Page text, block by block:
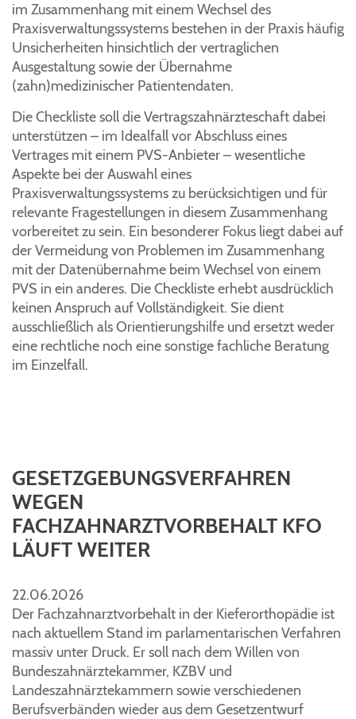
im Zusammenhang mit einem Wechsel des
Praxisverwaltungssystems bestehen in der Praxis häufig
Unsicherheiten hinsichtlich der vertraglichen
Ausgestaltung sowie der Übernahme
(zahn)medizinischer Patientendaten.
Die Checkliste soll die Vertragszahnärzteschaft dabei
unterstützen – im Idealfall vor Abschluss eines
Vertrages mit einem PVS-Anbieter – wesentliche
Aspekte bei der Auswahl eines
Praxisverwaltungssystems zu berücksichtigen und für
relevante Fragestellungen in diesem Zusammenhang
vorbereitet zu sein. Ein besonderer Fokus liegt dabei auf
der Vermeidung von Problemen im Zusammenhang
mit der Datenübernahme beim Wechsel von einem
PVS in ein anderes. Die Checkliste erhebt ausdrücklich
keinen Anspruch auf Vollständigkeit. Sie dient
ausschließlich als Orientierungshilfe und ersetzt weder
eine rechtliche noch eine sonstige fachliche Beratung
im Einzelfall.
GESETZGEBUNGSVERFAHREN
WEGEN
FACHZAHNARZTVORBEHALT KFO
LÄUFT WEITER
22.06.2026
Der Fachzahnarztvorbehalt in der Kieferorthopädie ist
nach aktuellem Stand im parlamentarischen Verfahren
massiv unter Druck. Er soll nach dem Willen von
Bundeszahnärztekammer, KZBV und
Landeszahnärztekammern sowie verschiedenen
Berufsverbänden wieder aus dem Gesetzentwurf